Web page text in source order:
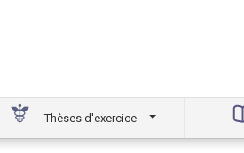
Thèses d'exercice